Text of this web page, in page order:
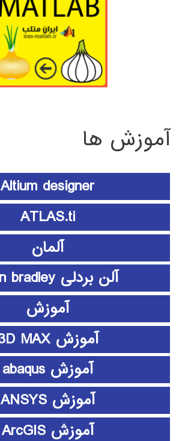
آموزش ها
Altium designer
ATLAS.ti
آلمان
آلن بردلی Allen bradley
آموزش
آموزش 3D MAX
آموزش abaqus
آموزش ANSYS
آموزش ArcGIS